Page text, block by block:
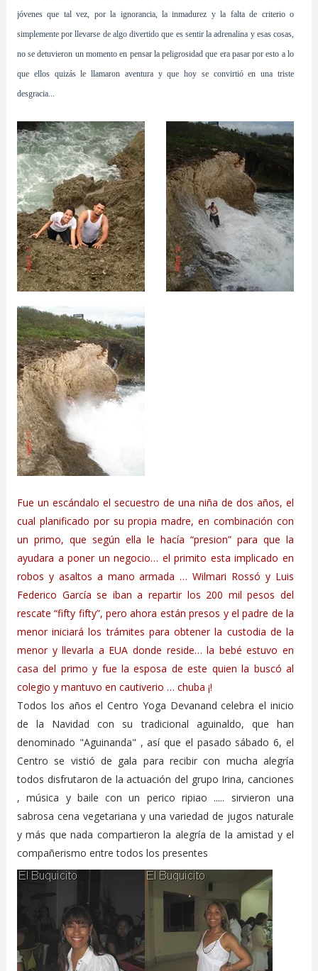
jóvenes que tal vez, por la ignorancia, la inmadurez y la falta de criterio o
simplemente por llevarse de algo divertido que es sentir la adrenalina y esas cosas,
no se detuvieron un momento en pensar la peligrosidad que era pasar por esto a lo
que ellos quizás le llamaron aventura y que hoy se convirtió en una triste
desgracia...
Fue un escándalo el secuestro de una niña de dos años, el
cual planificado por su propia madre, en combinación con
un primo, que según ella le hacía “presion” para que la
ayudara a poner un negocio… el primito esta implicado en
robos y asaltos a mano armada … Wilmari Rossó y Luis
Federico García se iban a repartir los 200 mil pesos del
rescate “fifty fifty”, pero ahora están presos y el padre de la
menor iniciará los trámites para obtener la custodia de la
menor y llevarla a EUA donde reside… la bebé estuvo en
casa del primo y fue la esposa de este quien la buscó al
colegio y mantuvo en cautiverio … chuba ¡!
Todos los años el Centro Yoga Devanand celebra el inicio
de la Navidad con su tradicional aguinaldo, que han
denominado "Aguinanda" , así que el pasado sábado 6, el
Centro se vistió de gala para recibir con mucha alegría
todos disfrutaron de la actuación del grupo Irina, canciones
, música y baile con un perico ripiao ..... sirvieron una
sabrosa cena vegetariana y una variedad de jugos naturale
y más que nada compartieron la alegría de la amistad y el
compañerismo entre todos los presentes